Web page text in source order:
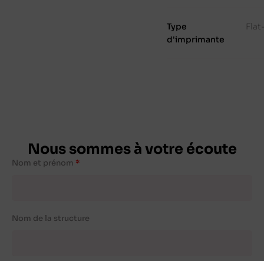
Type
d'imprimante
Nous sommes à votre écoute
Nom et prénom
Nom de la structure